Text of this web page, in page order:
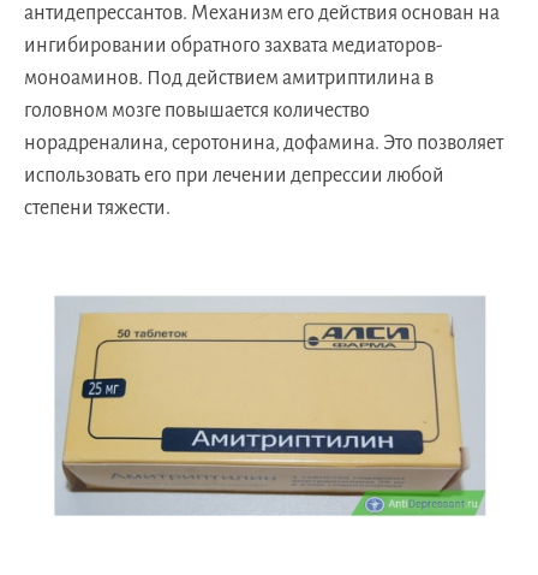
антидепрессантов. Механизм его действия основан на
ингибировании обратного захвата медиаторов-
моноаминов. Под действием амитриптилина в
головном мозге повышается количество
норадреналина, серотонина, дофамина. Это позволяет
использовать его при лечении депрессии любой
степени тяжести.